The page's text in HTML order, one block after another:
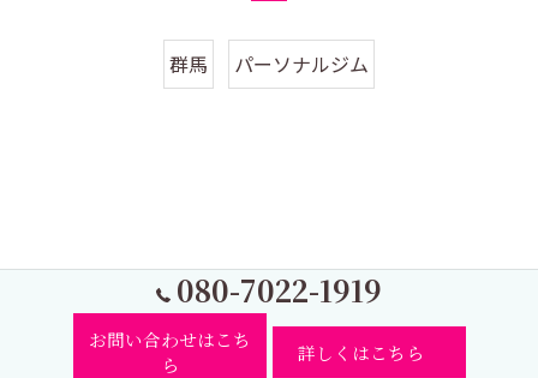
群馬 パーソナルジム
080-7022-1919
お問い合わせはこち
ら
詳しくはこちら